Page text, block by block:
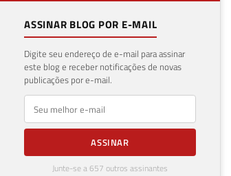
ASSINAR BLOG POR E-MAIL
Digite seu endereço de e-mail para assinar
este blog e receber notificações de novas
publicações por e-mail.
E-mail
ASSINAR
Junte-se a 657 outros assinantes